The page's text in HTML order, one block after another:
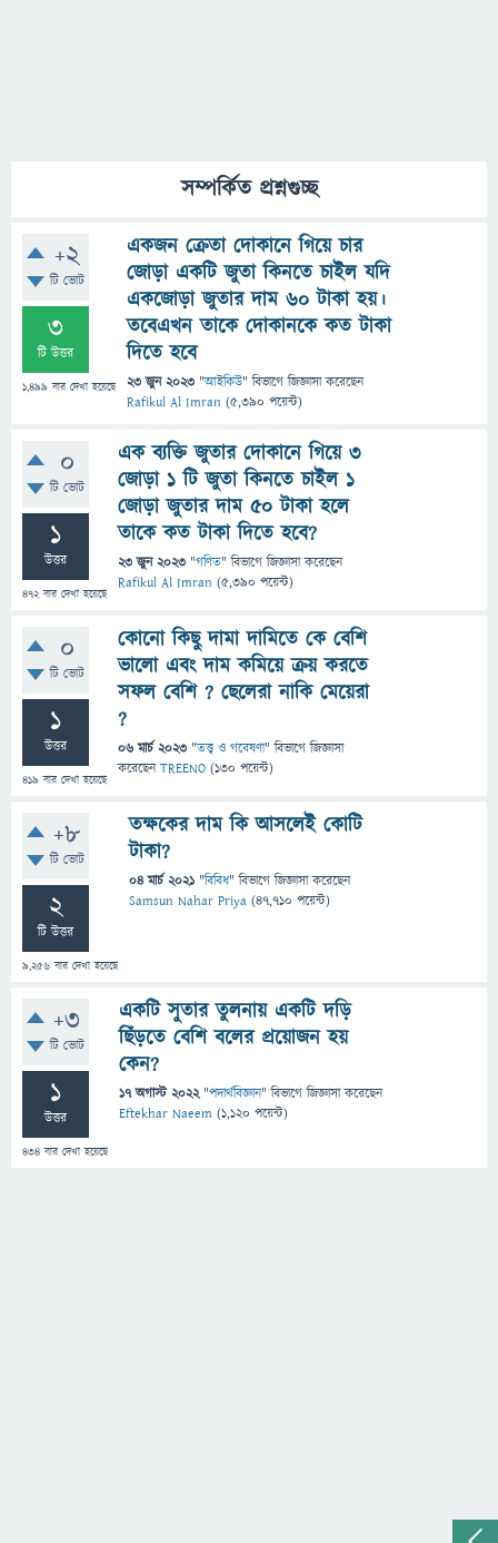
সম্পর্কিত প্রশ্নগুচ্ছ
+2
টি ভোট
3
টি উত্তর
1,499 বার দেখা হয়েছে
একজন ক্রেতা দোকানে গিয়ে চার
জোড়া একটি জুতা কিনতে চাইল যদি
একজোড়া জুতার দাম ৬০ টাকা হয়।
তবেএখন তাকে দোকানকে কত টাকা
দিতে হবে
23 জুন 2023 "আইকিউ" বিভাগে জিজ্ঞাসাকরেছেন
Rafikul Al Imran (5,390 পয়েন্ট)
0
টি ভোট
1
উত্তর
472বার দেখা হয়েছে
এক ব্যক্তি জুতার দোকানে গিয়ে 3
জোড়া 1 টি জুতা কিনতে চাইল 1
জোড়া জুতার দাম 50 টাকা হলে
তাকে কত টাকা দিতে হবে?
23 জুন 2023 "গণিত" বিভাগে জিজ্ঞাসাকরেছেন
Rafikul Al Imran (5,390 পয়েন্ট)
0
টি ভোট
1
উত্তর
419 বার দেখা হয়েছে
কোনো কিছু দামা দামিতে কে বেশি
ভালো এবং দাম কমিয়ে ক্রয় করতে
সফল বেশি ? ছেলেরা নাকি মেয়েরা
?
06 মার্চ 2023 "তত্ত্ব ও গবেষণা" বিভাগে জিজ্ঞাসা
করেছেনTREENO (130 পয়েন্ট)
+8
টি ভোট
2
টি উত্তর
9,256 বার দেখা হয়েছে
তক্ষকের দাম কি আসলেই কোটি
টাকা?
04 মার্চ 2021 "বিবিধ" বিভাগে জিজ্ঞাসাকরেছেন
Samsun Nahar Priya (47,710 পয়েন্ট)
+3
টি ভোট
1
উত্তর
434 বার দেখা হয়েছে
একটি সুতার তুলনায় একটি দড়ি
ছিঁড়তে বেশি বলের প্রয়োজন হয়
কেন?
17 অগাস্ট 2022 "পদার্থবিজ্ঞান" বিভাগে জিজ্ঞাসাকরেছেন
Eftekhar Naeem (1,120 পয়েন্ট)